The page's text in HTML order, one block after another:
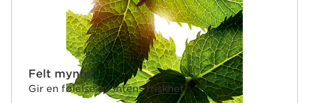
Felt mynte
Gir en følelse av intens friskhet.